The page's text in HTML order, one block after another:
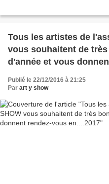
Tous les artistes de l'association
vous souhaitent de
d'année et vous
Publié le 22/12/2016 à 21:25
Par art y show